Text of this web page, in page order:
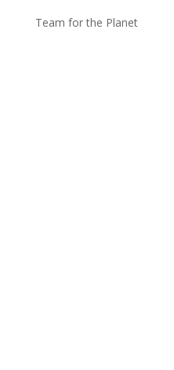
Team for the Planet